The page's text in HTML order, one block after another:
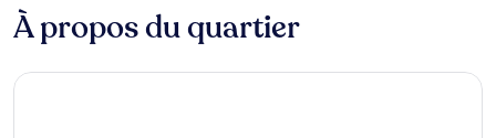
À propos du quartier